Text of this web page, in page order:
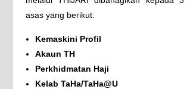
asas yang berikut:
Kemaskini Profil
Akaun TH
Perkhidmatan Haji
Kelab TaHa/TaHa@U